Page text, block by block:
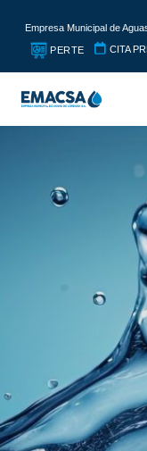
Empresa Municipal de
PERTE CITA